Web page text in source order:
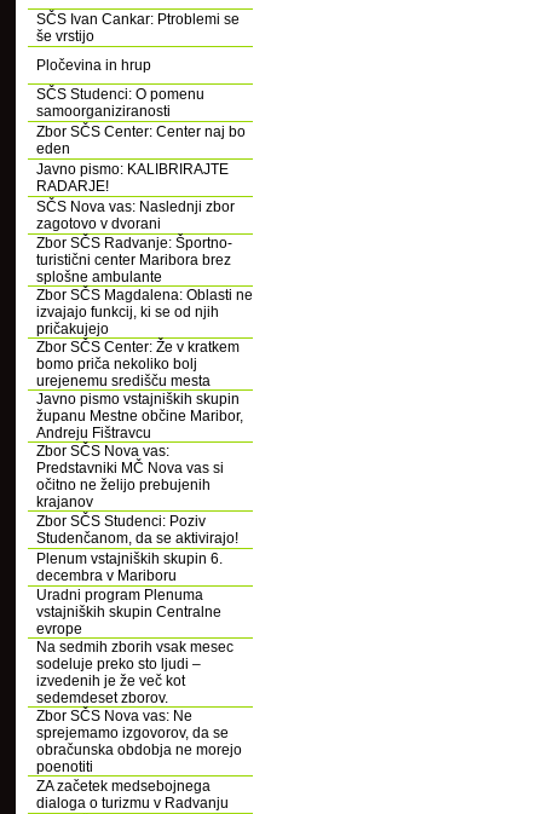
SČS Ivan Cankar: Ptroblemi se
še vrstijo
Pločevina in hrup
SČS Studenci: O pomenu
samoorganiziranosti
Zbor SČS Center: Center naj bo
eden
Javno pismo: KALIBRIRAJTE
RADARJE!
SČS Nova vas: Naslednji zbor
zagotovo v dvorani
Zbor SČS Radvanje: Športno-
turistični center Maribora brez
splošne ambulante
Zbor SČS Magdalena: Oblasti ne
izvajajo funkcij, ki se od njih
pričakujejo
Zbor SČS Center: Že v kratkem
bomo priča nekoliko bolj
urejenemu središču mesta
Javno pismo vstajniških skupin
županu Mestne občine Maribor,
Andreju Fištravcu
Zbor SČS Nova vas:
Predstavniki MČ Nova vas si
očitno ne želijo prebujenih
krajanov
Zbor SČS Studenci: Poziv
Studenčanom, da se aktivirajo!
Plenum vstajniških skupin 6.
decembra v Mariboru
Uradni program Plenuma
vstajniških skupin Centralne
evrope
Na sedmih zborih vsak mesec
sodeluje preko sto ljudi –
izvedenih je že več kot
sedemdeset zborov.
Zbor SČS Nova vas: Ne
sprejemamo izgovorov, da se
obračunska obdobja ne morejo
poenotiti
ZA začetek medsebojnega
dialoga o turizmu v Radvanju